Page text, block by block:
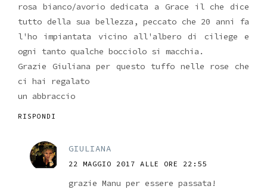
rosa bianco/avorio dedicata a Grace il che dice
tutto della sua bellezza, peccato che 20 anni fa
l'ho impiantata vicino all'albero di ciliege e
ogni tanto qualche bocciolo si macchia.
Grazie Giuliana per questo tuffo nelle rose che
ci hai regalato
un abbraccio
RISPONDI
GIULIANA
22 MAGGIO 2017 ALLE ORE 22:55
grazie Manu per essere passata!